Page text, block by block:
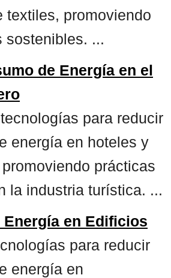
textiles, promoviendo
sostenibles. ...
de Energía en el
para reducir
energía en hoteles y
prácticas
la industria turística. ...
en Edificios
para reducir
energía en